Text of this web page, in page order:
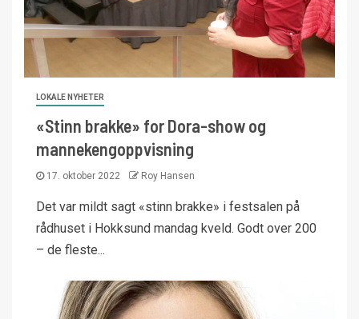
LOKALE NYHETER
«Stinn brakke» for Dora-show og
mannekengoppvisning
17. oktober 2022 Roy Hansen
Det var mildt sagt «stinn brakke» i festsalen på
rådhuset i Hokksund mandag kveld. Godt over 200
– de fleste...